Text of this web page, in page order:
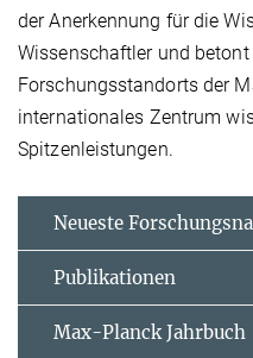
der Anerkennung für die
Wissenschaftler und
Forschungsstandorts der
internationales Zentrum
Spitzenleistungen.
Neueste
Publikationen
Max-Planck Jahrbuch